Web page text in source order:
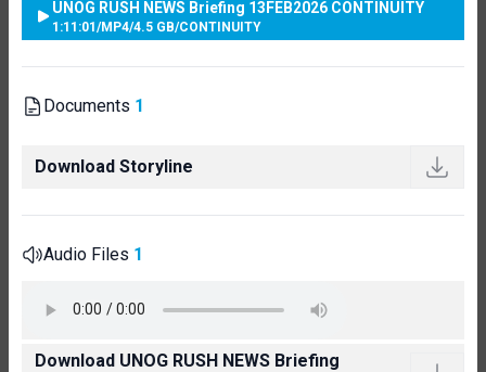
UNOG RUSH NEWS Briefing 13FEB2026 CONTINUITY
1:11:01/MP4/4.5 GB/CONTINUITY
Documents 1
Download Storyline
Audio Files 1
Download UNOG RUSH NEWS Briefing